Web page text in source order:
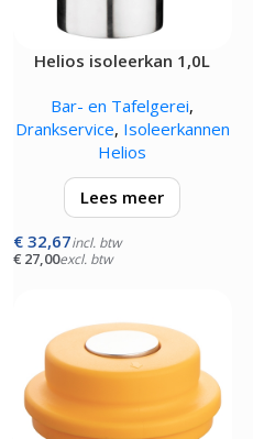
OVENS, STEAMERS EN
MAGNETRONS
High-Speed Ovens
Magnetrons
Rookovens
Speciale Ovens
Voedseldrogers
Helios isoleerkan 1,0L
Bar- en Tafelgerei,
Drankservice, Isoleerkannen
Helios
Lees meer
voorzien van schroefdop
met drukknopsluiting
€32,67incl. btw
€27,00excl. btw